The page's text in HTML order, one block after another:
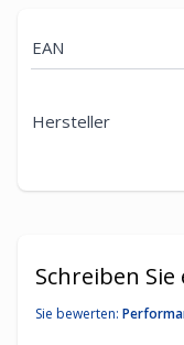
EAN
Hersteller
Schreiben
Sie bewerten: